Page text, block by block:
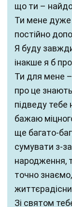
що ти –
Ти мене дуже
постійно
Я буду
інакше я б
Ти для мене –
про це
підведу тебе
бажаю
ще багато-
сумувати з-
народження,
точно
Зі святом